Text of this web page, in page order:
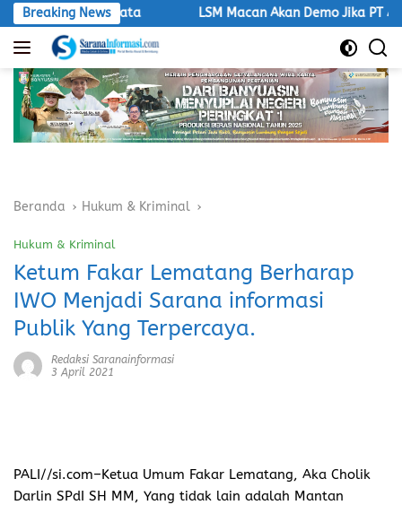
Langsung
ke
konten
Breaking News
Nyata LSM Macan Akan Demo Jika PT Aburahmi
Beranda Hukum & Kriminal
Hukum & Kriminal
Ketum Fakar Lematang Berharap
IWO Menjadi Sarana informasi
Publik Yang Terpercaya.
Redaksi Saranainformasi
3 April 2021
PALI//si.com–Ketua Umum Fakar Lematang, Aka Cholik
Darlin SPdI SH MM, Yang tidak lain adalah Mantan